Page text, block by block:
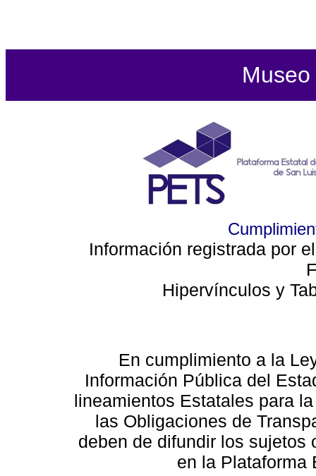
Información registrada por
Hipervínculos y
En cumplimiento a la
Información Pública del
lineamientos Estatales para
las Obligaciones de
deben de difundir los sujetos
en la Plataforma